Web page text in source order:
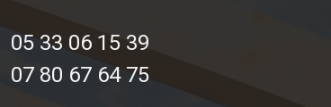
05 33 06 15 39
07 80 67 64 75